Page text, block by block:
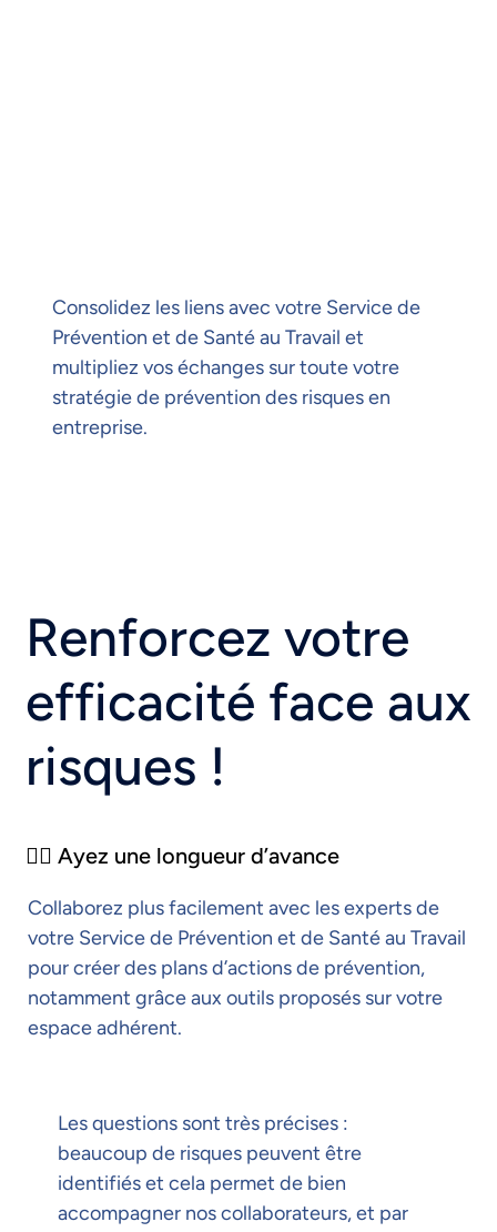
Consolidez les liens avec votre Service de
Prévention et de Santé au Travail et
multipliez vos échanges sur toute votre
stratégie de prévention des risques en
entreprise.
Renforcez votre
efficacité face aux
risques !
🏃‍♀️ Ayez une longueur d’avance
Collaborez plus facilement avec les experts de
votre Service de Prévention et de Santé au Travail
pour créer des plans d’actions de prévention,
notamment grâce aux outils proposés sur votre
espace adhérent.
Les questions sont très précises :
beaucoup de risques peuvent être
identifiés et cela permet de bien
accompagner nos collaborateurs, et par